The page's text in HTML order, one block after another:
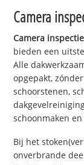
Camera
Camera inspectie
bieden een
Alle
opgepakt,
schoorstenen,
schoonmaken
Bij het
onverbrande